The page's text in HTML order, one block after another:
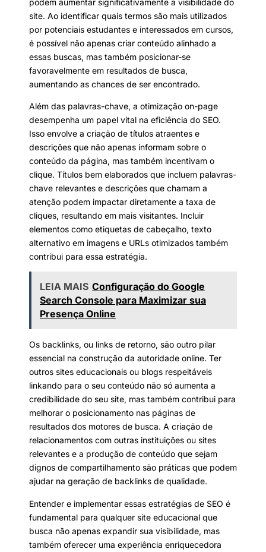
site. Ao identificar quais termos são mais utilizados
por potenciais estudantes e interessados em cursos,
é possível não apenas criar conteúdo alinhado a
essas buscas, mas também posicionar-se
favoravelmente em resultados de busca,
aumentando as chances de ser encontrado.
Além das palavras-chave, a otimização on-page
desempenha um papel vital na eficiência do SEO.
Isso envolve a criação de títulos atraentes e
descrições que não apenas informam sobre o
conteúdo da página, mas também incentivam o
clique. Títulos bem elaborados que incluem palavras-
chave relevantes e descrições que chamam a
atenção podem impactar diretamente a taxa de
cliques, resultando em mais visitantes. Incluir
elementos como etiquetas de cabeçalho, texto
alternativo em imagens e URLs otimizados também
contribui para essa estratégia.
LEIA MAIS Configuração do Google
Search Console para Maximizar sua
Presença Online
Os backlinks, ou links de retorno, são outro pilar
essencial na construção da autoridade online. Ter
outros sites educacionais ou blogs respeitáveis
linkando para o seu conteúdo não só aumenta a
credibilidade do seu site, mas também contribui para
melhorar o posicionamento nas páginas de
resultados dos motores de busca. A criação de
relacionamentos com outras instituições ou sites
relevantes e a produção de conteúdo que sejam
dignos de compartilhamento são práticas que podem
ajudar na geração de backlinks de qualidade.
Entender e implementar essas estratégias de SEO é
fundamental para qualquer site educacional que
busca não apenas expandir sua visibilidade, mas
também oferecer uma experiência enriquecedora